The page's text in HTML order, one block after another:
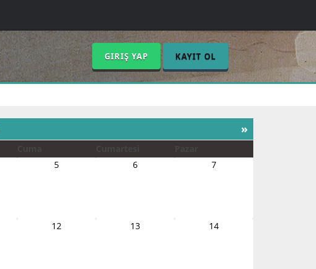
GIRIŞ YAP KAYIT OL
»
5 6 7
12 13 14